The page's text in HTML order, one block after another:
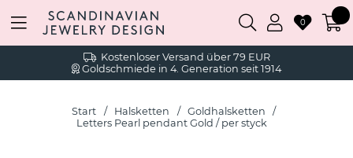
Kostenloser Versand über 79 EUR
Goldschmiede in 4. Generation seit 1914
0
Start Halsketten
Goldhalsketten
Letters Pearl pendant Gold / per styck